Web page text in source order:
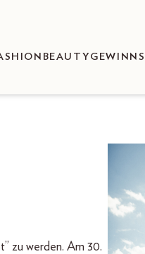
BEAUTY
zu werden. Am 30.